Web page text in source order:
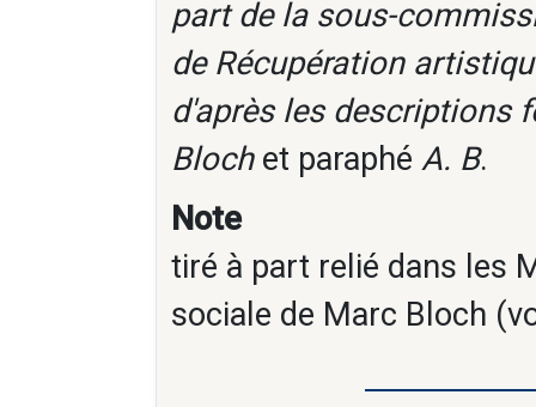
part de la sous-
de Récupération
d'après les descriptions
Blochet paraphé A. B.
Note
tiré à part relié dans les
sociale de Marc Bloch